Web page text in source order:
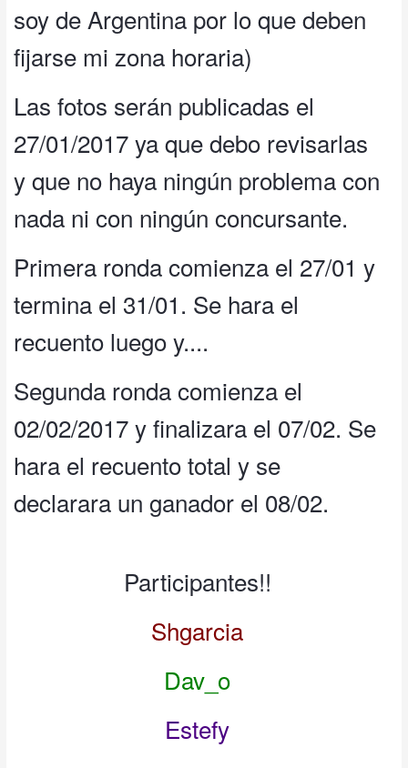
soy de Argentina por lo que deben
fijarse mi zona horaria)
Las fotos serán publicadas el
27/01/2017 ya que debo revisarlas
y que no haya ningún problema con
nada ni con ningún concursante.
Primera ronda comienza el 27/01 y
termina el 31/01. Se hara el
recuento luego y....
Segunda ronda comienza el
02/02/2017 y finalizara el 07/02. Se
hara el recuento total y se
declarara un ganador el 08/02.
Participantes!!
Shgarcia
Dav_o
Estefy